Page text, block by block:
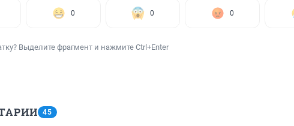
0 0 0
Выделите фрагмент и нажмите Ctrl+Enter
45